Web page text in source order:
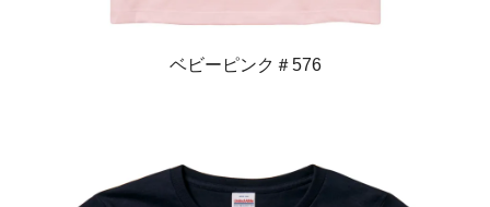
ベビーピンク＃576